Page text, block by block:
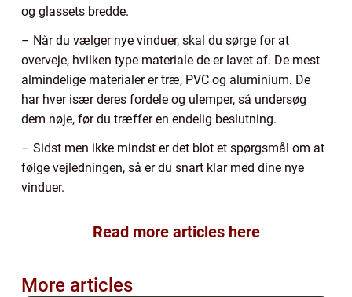
og glassets bredde.
– Når du vælger nye vinduer, skal du sørge for at
overveje, hvilken type materiale de er lavet af. De mest
almindelige materialer er træ, PVC og aluminium. De
har hver især deres fordele og ulemper, så undersøg
dem nøje, før du træffer en endelig beslutning.
– Sidst men ikke mindst er det blot et spørgsmål om at
følge vejledningen, så er du snart klar med dine nye
vinduer.
Read more articles here
More articles